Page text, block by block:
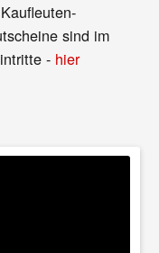
sind im
- hier